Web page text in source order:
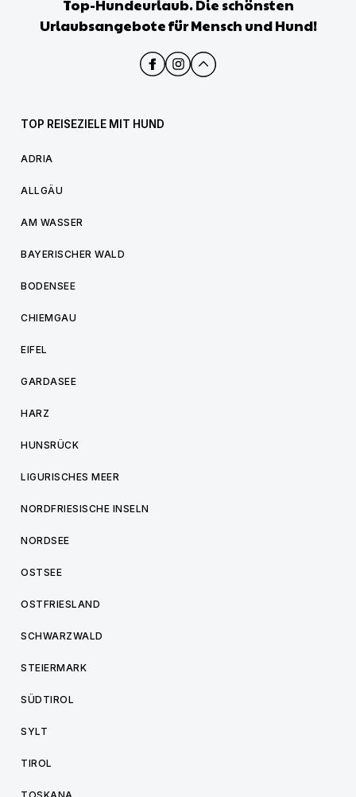
Top-Hundeurlaub. Die schönsten
Urlaubsangebote für Mensch und Hund!
TOP REISEZIELE MIT HUND
ADRIA
ALLGÄU
AM WASSER
BAYERISCHER WALD
BODENSEE
CHIEMGAU
EIFEL
GARDASEE
HARZ
HUNSRÜCK
LIGURISCHES MEER
NORDFRIESISCHE INSELN
NORDSEE
OSTSEE
OSTFRIESLAND
SCHWARZWALD
STEIERMARK
SÜDTIROL
SYLT
TIROL